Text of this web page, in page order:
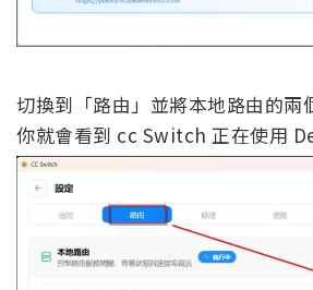
切換到「路由」並將本地路由的兩
你就會看到 cc Switch 正在使用